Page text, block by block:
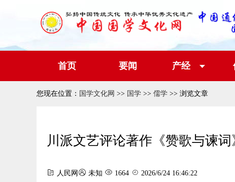
首页 要闻 产经
您现在位置： 国学文化网 >> 国学 >> 儒学 >> 浏览文章
川派文艺评论著作《赞歌与谏词
人民网 未知 1664 2026/6/24 16:46:22